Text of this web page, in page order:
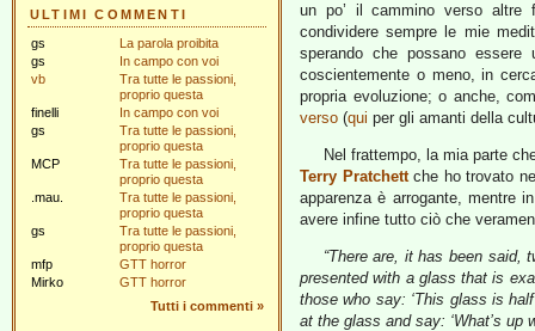
ULTIMI COMMENTI
gs
La parola proibita
gs
In campo con voi
vb
Tra tutte le passioni,
proprio questa
finelli
In campo con voi
gs
Tra tutte le passioni,
proprio questa
MCP
Tra tutte le passioni,
proprio questa
.mau.
Tra tutte le passioni,
proprio questa
gs
Tra tutte le passioni,
proprio questa
mfp
GTT horror
Mirko
GTT horror
Tutti i commenti »
un po’ il cammino verso altre
condividere sempre le mie
sperando che possano
coscientemente o meno, in
propria evoluzione; o anche,
verso (qui per gli amanti della
Nel frattempo, la mia parte
Terry Pratchettche ho trovato
apparenza è arrogante, mentre
avere infine tutto ciò che
“There are, it has been said,
presented with a glass that is
those who say: ‘This glass is
at the glass and say: ‘What’s